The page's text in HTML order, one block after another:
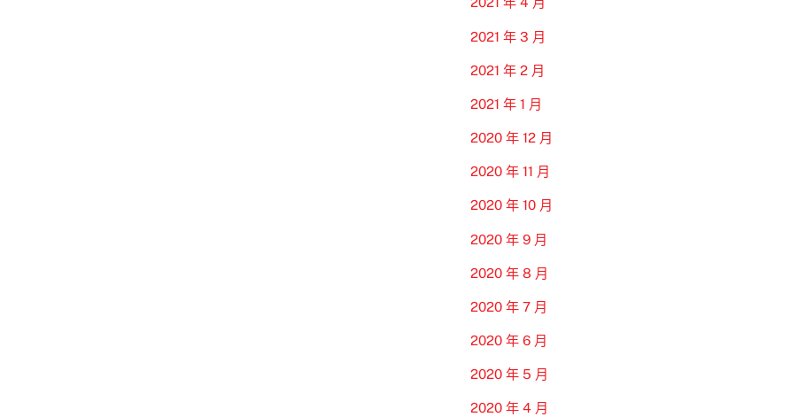
2021 年 3 月
2021 年 2 月
2021 年 1 月
2020 年 12 月
2020 年 11 月
2020 年 10 月
2020 年 9 月
2020 年 8 月
2020 年 7 月
2020 年 6 月
2020 年 5 月
2020 年 4 月